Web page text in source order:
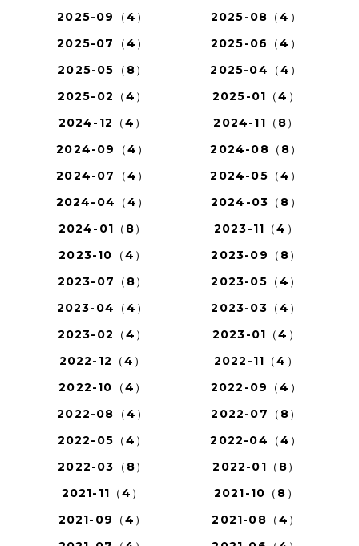
2025-09（4）
2025-08（4）
2025-07（4）
2025-06（4）
2025-05（8）
2025-04（4）
2025-02（4）
2025-01（4）
2024-12（4）
2024-11（8）
2024-09（4）
2024-08（8）
2024-07（4）
2024-05（4）
2024-04（4）
2024-03（8）
2024-01（8）
2023-11（4）
2023-10（4）
2023-09（8）
2023-07（8）
2023-05（4）
2023-04（4）
2023-03（4）
2023-02（4）
2023-01（4）
2022-12（4）
2022-11（4）
2022-10（4）
2022-09（4）
2022-08（4）
2022-07（8）
2022-05（4）
2022-04（4）
2022-03（8）
2022-01（8）
2021-11（4）
2021-10（8）
2021-09（4）
2021-08（4）